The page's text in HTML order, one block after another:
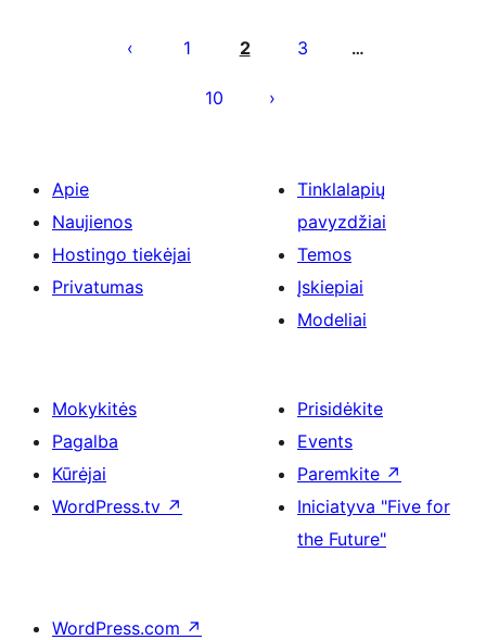
puslapiavimas
1 2 3 …
10
Apie
Naujienos
Hostingo tiekėjai
Privatumas
Tinklalapių
pavyzdžiai
Temos
Įskiepiai
Modeliai
Mokykitės
Pagalba
Kūrėjai
WordPress.tv ↗
Prisidėkite
Events
Paremkite ↗
Iniciatyva "Five for
the Future"
WordPress.com ↗